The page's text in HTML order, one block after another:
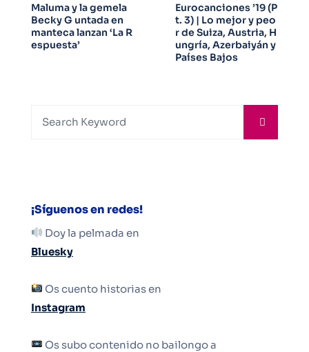
Maluma y la gemela
Becky G untada en
manteca lanzan ‘La R
espuesta’
Eurocanciones ’19 (P
t. 3) | Lo mejor y peo
r de Suiza, Austria, H
ungría, Azerbaiyán y
Países Bajos
¡Síguenos en redes!
Doy la pelmada en
Bluesky
Os cuento historias en
Instagram
Os subo contenido no bailongo a